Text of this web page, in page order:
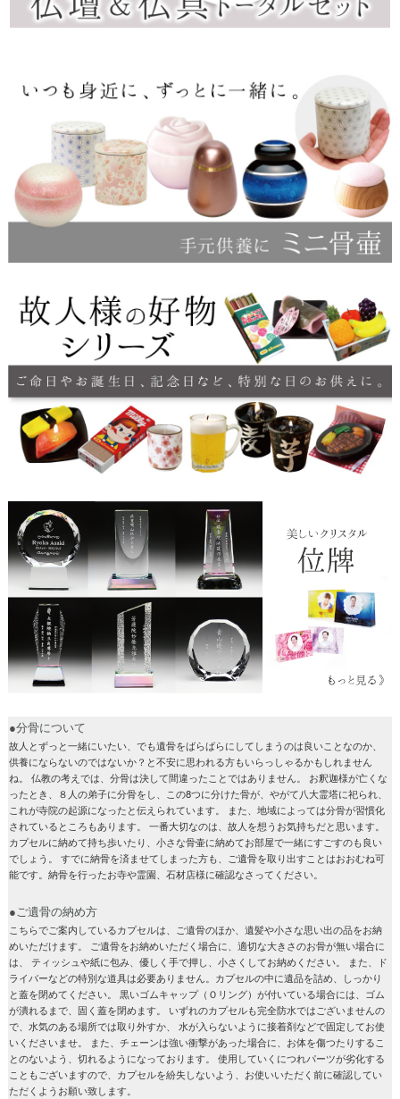
●分骨について
故人とずっと一緒にいたい、でも遺骨をばらばらにしてしまうのは良いことなのか、
供養にならないのではないか？と不安に思われる方もいらっしゃるかもしれません
ね。 仏教の考えでは、分骨は決して間違ったことではありません。 お釈迦様が亡くな
ったとき、８人の弟子に分骨をし、この8つに分けた骨が、やがて八大霊塔に祀られ、
これが寺院の起源になったと伝えられています。 また、地域によっては分骨が習慣化
されているところもあります。 一番大切なのは、故人を想うお気持ちだと思います。
カプセルに納めて持ち歩いたり、小さな骨壷に納めてお部屋で一緒にすごすのも良い
でしょう。 すでに納骨を済ませてしまった方も、ご遺骨を取り出すことはおおむね可
能です。納骨を行ったお寺や霊園、石材店様に確認なさってください。
●ご遺骨の納め方
こちらでご案内しているカプセルは、ご遺骨のほか、遺髪や小さな思い出の品をお納
めいただけます。 ご遺骨をお納めいただく場合に、適切な大きさのお骨が無い場合に
は、 ティッシュや紙に包み、優しく手で押し、小さくしてお納めください。 また、ド
ライバーなどの特別な道具は必要ありません。カプセルの中に遺品を詰め、しっかり
と蓋を閉めてください。 黒いゴムキャップ（Ｏリング）が付いている場合には、ゴム
が潰れるまで、固く蓋を閉めます。 いずれのカプセルも完全防水ではございませんの
で、水気のある場所では取り外すか、 水が入らないように接着剤などで固定してお使
いくださいませ。 また、チェーンは強い衝撃があった場合に、お体を傷つたりするこ
とのないよう、切れるようになっております。 使用していくにつれパーツが劣化する
こともございますので、カプセルを紛失しないよう、お使いいただく前に確認してい
ただくようお願い致します。